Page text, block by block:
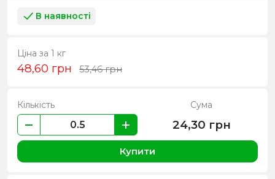
В наявності
Ціна за 1 кг
48,60 грн 53,46грн
Кількість Сума
24,30 грн
Купити